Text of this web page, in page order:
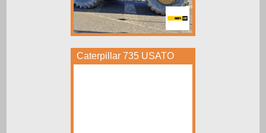
Caterpillar 735 USATO